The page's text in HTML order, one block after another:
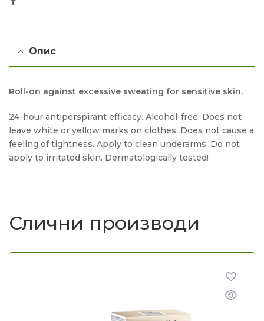
Опис
Roll-on against excessive sweating for sensitive skin.
24-hour antiperspirant efficacy. Alcohol-free. Does not
leave white or yellow marks on clothes. Does not cause a
feeling of tightness. Apply to clean underarms. Do not
apply to irritated skin. Dermatologically tested!
Слични производи